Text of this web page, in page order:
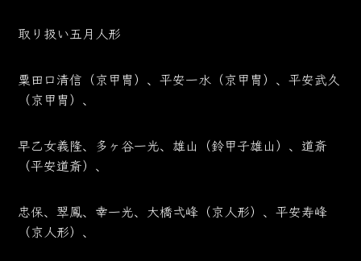
取り扱い五月人形
粟田口清信（京甲冑）、平安一水（京甲冑）、平安武久
（京甲冑）、
早乙女義隆、多ヶ谷一光、雄山（鈴甲子雄山）、道斎
（平安道斎）、
忠保、翠鳳、幸一光、大橋弌峰（京人形）、平安寿峰
（京人形）、